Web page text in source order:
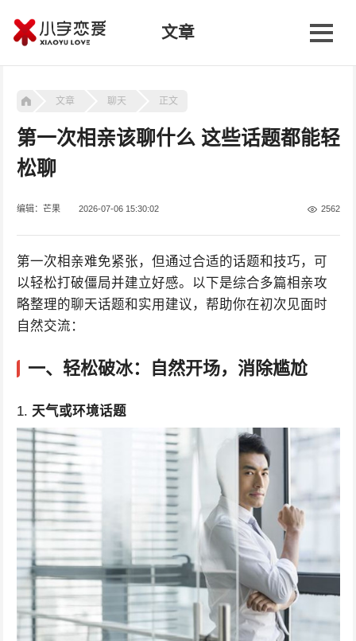
文章
文章 聊天 正文
第一次相亲该聊什么 这些话题都能轻
松聊
编辑：芒果 2026-07-06 15:30:02 2562
第一次相亲难免紧张，但通过合适的话题和技巧，可
以轻松打破僵局并建立好感。以下是综合多篇相亲攻
略整理的聊天话题和实用建议，帮助你在初次见面时
自然交流：
一、轻松破冰：自然开场，消除尴尬
1. 天气或环境话题